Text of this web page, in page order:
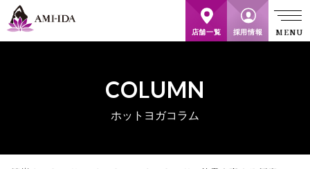
店舗一覧 採用情報
COLUMN
ホットヨガコラム